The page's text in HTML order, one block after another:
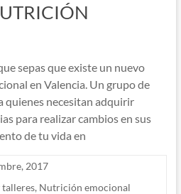
sepas que existe un nuevo
en Valencia. Un grupo de
quienes necesitan adquirir
para realizar cambios en sus
de tu vida en
2017
talleres, Nutrición emocional